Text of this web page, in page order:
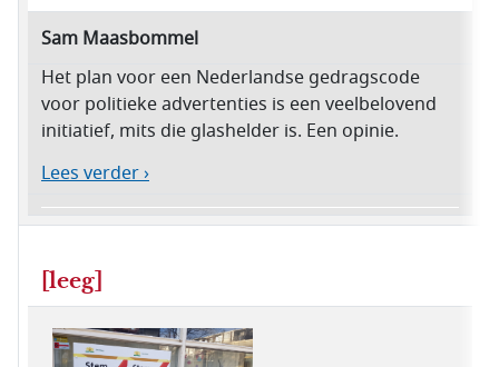
Sam Maasbommel
Het plan voor een Nederlandse gedragscode
voor politieke advertenties is een veelbelovend
initiatief, mits die glashelder is. Een opinie.
Lees verder ›
[leeg]